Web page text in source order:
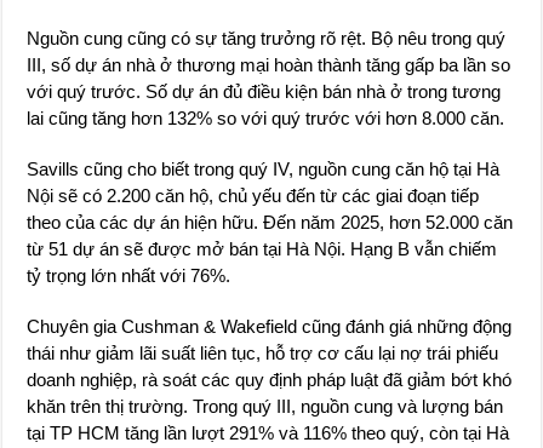
Nguồn cung cũng có sự tăng trưởng rõ rệt. Bộ nêu trong quý
III, số dự án nhà ở thương mại hoàn thành tăng gấp ba lần so
với quý trước. Số dự án đủ điều kiện bán nhà ở trong tương
lai cũng tăng hơn 132% so với quý trước với hơn 8.000 căn.
Savills cũng cho biết trong quý IV, nguồn cung căn hộ tại Hà
Nội sẽ có 2.200 căn hộ, chủ yếu đến từ các giai đoạn tiếp
theo của các dự án hiện hữu. Đến năm 2025, hơn 52.000 căn
từ 51 dự án sẽ được mở bán tại Hà Nội. Hạng B vẫn chiếm
tỷ trọng lớn nhất với 76%.
Chuyên gia Cushman & Wakefield cũng đánh giá những động
thái như giảm lãi suất liên tục, hỗ trợ cơ cấu lại nợ trái phiếu
doanh nghiệp, rà soát các quy định pháp luật đã giảm bớt khó
khăn trên thị trường. Trong quý III, nguồn cung và lượng bán
tại TP HCM tăng lần lượt 291% và 116% theo quý, còn tại Hà